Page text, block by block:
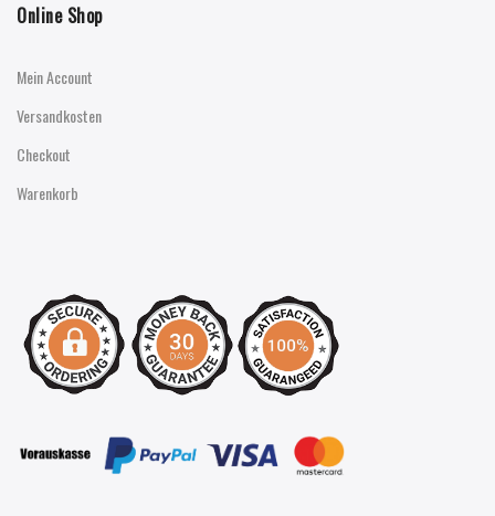
Online Shop
Mein Account
Versandkosten
Checkout
Warenkorb